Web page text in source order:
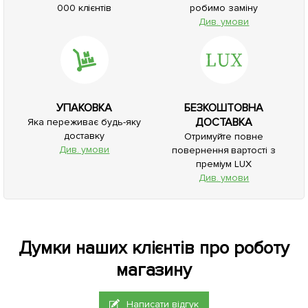
000 клієнтів
робимо заміну
Див. умови
УПАКОВКА
Яка переживає будь-яку
доставку
Див. умови
БЕЗКОШТОВНА
ДОСТАВКА
Отримуйте повне
повернення вартості з
преміум LUX
Див. умови
Думки наших клієнтів про роботу
магазину
Написати відгук